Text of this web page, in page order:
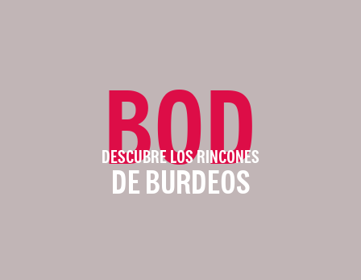
BOD
DESCUBRE LOS RINCONES
DE BURDEOS